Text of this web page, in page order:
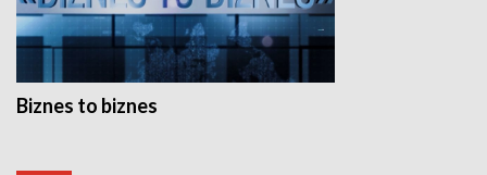
Biznes to biznes